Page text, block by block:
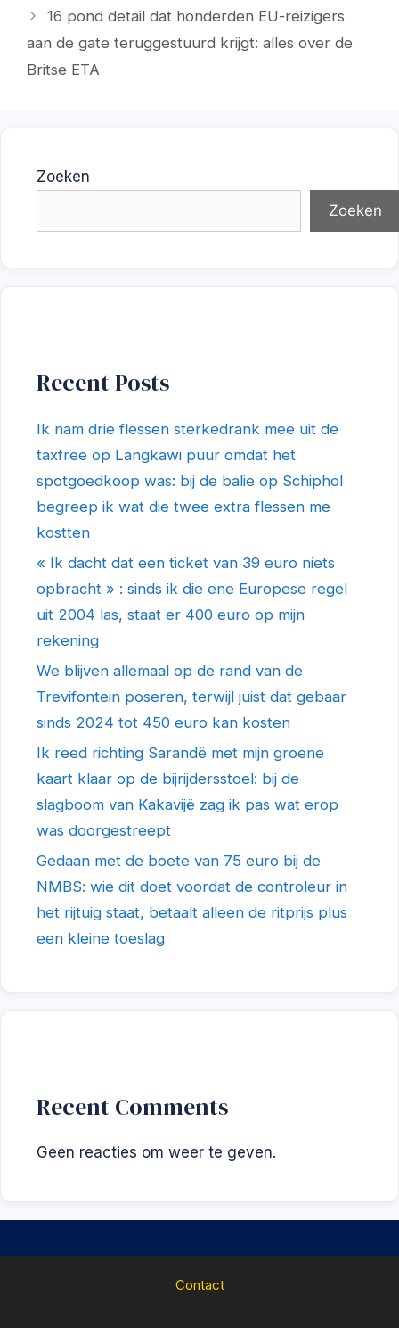
16 pond detail dat honderden EU-reizigers
aan de gate teruggestuurd krijgt: alles over de
Britse ETA
Zoeken
Zoeken
Recent Posts
Ik nam drie flessen sterkedrank mee uit de
taxfree op Langkawi puur omdat het
spotgoedkoop was: bij de balie op Schiphol
begreep ik wat die twee extra flessen me
kostten
« Ik dacht dat een ticket van 39 euro niets
opbracht » : sinds ik die ene Europese regel
uit 2004 las, staat er 400 euro op mijn
rekening
We blijven allemaal op de rand van de
Trevifontein poseren, terwijl juist dat gebaar
sinds 2024 tot 450 euro kan kosten
Ik reed richting Sarandë met mijn groene
kaart klaar op de bijrijdersstoel: bij de
slagboom van Kakavijë zag ik pas wat erop
was doorgestreept
Gedaan met de boete van 75 euro bij de
NMBS: wie dit doet voordat de controleur in
het rijtuig staat, betaalt alleen de ritprijs plus
een kleine toeslag
Recent Comments
Geen reacties om weer te geven.
Contact